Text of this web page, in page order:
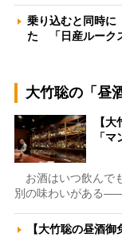
乗り込むと同時に
た 「日産ルーク
大竹聡の「昼
【
「
お酒はいつ飲んで
別の味わいがある
【大竹聡の昼酒